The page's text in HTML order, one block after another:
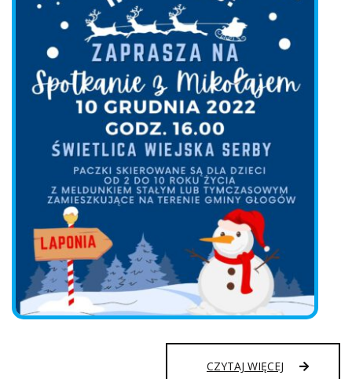
CZYTAJ WIĘCEJ SPOTKANIE